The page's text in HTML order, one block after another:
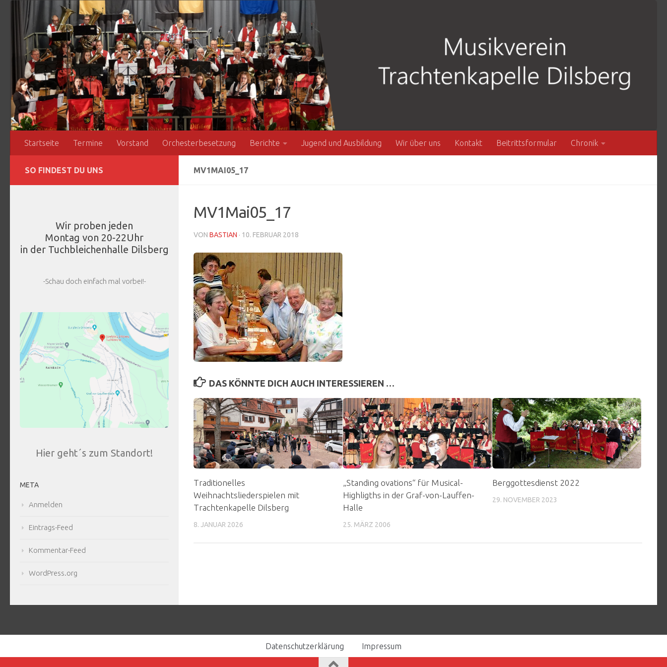
Zum Inhalt springen
Startseite Termine Vorstand Orchesterbesetzung Berichte Jugend und Ausbildung Wir über uns Kontakt Beitrittsformular Chronik
MV1MAI05_17
MV1Mai05_17
VON BASTIAN · 10. FEBRUAR 2018
DAS KÖNNTE DICH AUCH INTERESSIEREN …
Traditionelles
Weihnachtsliederspielen mit
Trachtenkapelle Dilsberg
8. JANUAR 2026
„Standing ovations“ für Musical-
Highligths in der Graf-von-Lauffen-
Halle
25. MÄRZ 2006
Berggottesdienst 2022
29. NOVEMBER 2023
SO FINDEST DU UNS
Wir proben jeden
Montag von 20-22Uhr
in der Tuchbleichenhalle Dilsberg
-Schau doch einfach mal vorbei!-
Hier geht´s zum Standort!
META
Anmelden
Eintrags-Feed
Kommentar-Feed
WordPress.org
Datenschutzerklärung Impressum